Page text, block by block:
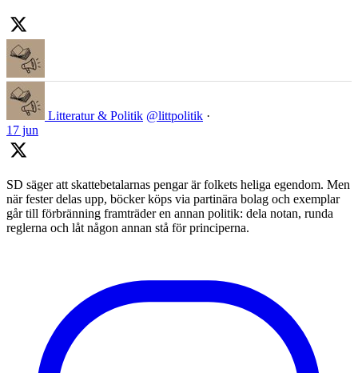
Litteratur & Politik @littpolitik ·
17 jun
SD säger att skattebetalarnas pengar är folkets heliga egendom. Men
när fester delas upp, böcker köps via partinära bolag och exemplar
går till förbränning framträder en annan politik: dela notan, runda
reglerna och låt någon annan stå för principerna.